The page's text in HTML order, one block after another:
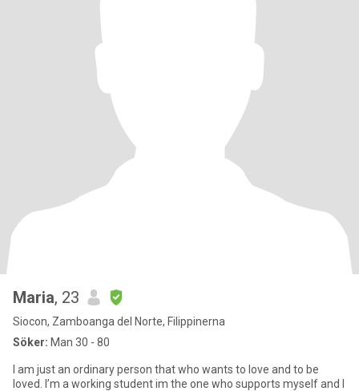
Maria, 23
Siocon, Zamboanga del Norte, Filippinerna
Söker: Man 30 - 80
I am just an ordinary person that who wants to love and to be
loved. I’m a working student im the one who supports myself and I